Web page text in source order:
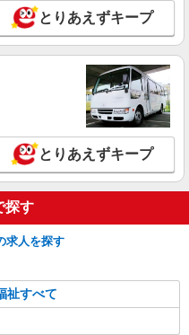
詳細を見る
ームSTAFF＊負担少なめで
240,000〜400,000円 ・基本
円 ・資格手当：10,000〜
：10,000〜70,000円 ・処遇改
円（勤続年数、保有資格
残業手当：20,000円（10時
を超過する場合には超過勤務
・夜勤手当：10,000円/1回
をお持ちの方
礎研修 ・初任者研修 ・実務
士 など
詳細を見る
とりあえずキープ
とりあえずキープ
探す
求人を探す
祉すべて